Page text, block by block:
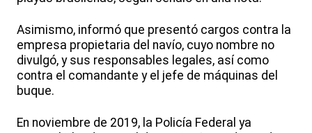
Asimismo, informó que presentó cargos contra la
empresa propietaria del navío, cuyo nombre no
divulgó, y sus responsables legales, así como
contra el comandante y el jefe de máquinas del
buque.
En noviembre de 2019, la Policía Federal ya